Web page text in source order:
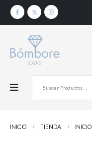
INICIO TIENDA INICIO